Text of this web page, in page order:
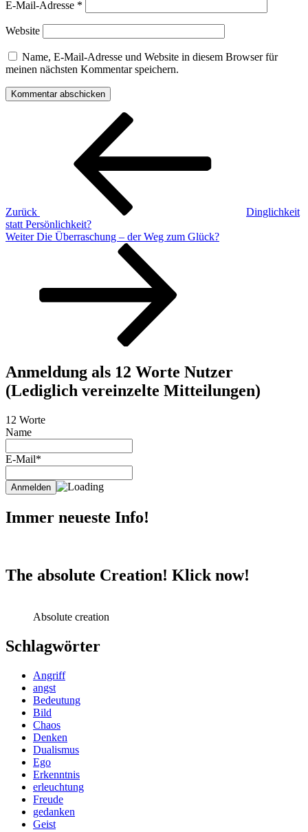
E-Mail-Adresse *
Website
Name, E-Mail-Adresse und Website in diesem Browser für
meinen nächsten Kommentar speichern.
Beitragsnavigation
Zurück
Dinglichkeit
statt Persönlichkeit?
Nächster
Weiter Die Überraschung – der Weg zum Glück?
Anmeldung als 12 Worte Nutzer
(Lediglich vereinzelte Mitteilungen)
12 Worte
Name
E-Mail*
Immer neueste Info!
The absolute Creation! Klick now!
Absolute creation
Schlagwörter
Angriff
angst
Bedeutung
Bild
Chaos
Denken
Dualismus
Ego
Erkenntnis
erleuchtung
Freude
gedanken
Geist